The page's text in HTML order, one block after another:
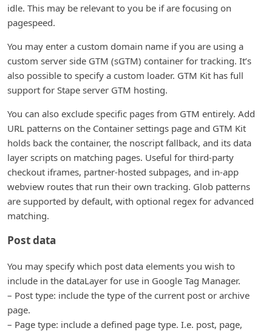
idle. This may be relevant to you be if are focusing on
pagespeed.
You may enter a custom domain name if you are using a
custom server side GTM (sGTM) container for tracking. It’s
also possible to specify a custom loader. GTM Kit has full
support for Stape server GTM hosting.
You can also exclude specific pages from GTM entirely. Add
URL patterns on the Container settings page and GTM Kit
holds back the container, the noscript fallback, and its data
layer scripts on matching pages. Useful for third-party
checkout iframes, partner-hosted subpages, and in-app
webview routes that run their own tracking. Glob patterns
are supported by default, with optional regex for advanced
matching.
Post data
You may specify which post data elements you wish to
include in the dataLayer for use in Google Tag Manager.
– Post type: include the type of the current post or archive
page.
– Page type: include a defined page type. I.e. post, page,